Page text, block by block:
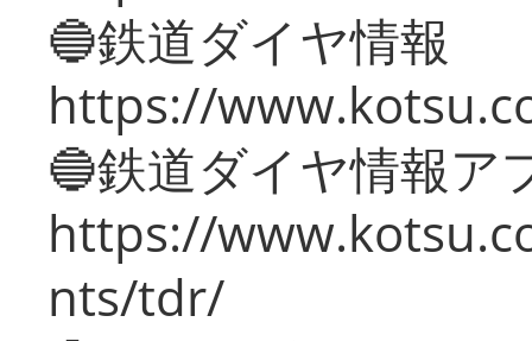
🔵鉄道ダイヤ情報
https://
🔵鉄道ダイヤ情報ア
https://
nts/tdr/